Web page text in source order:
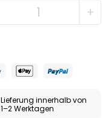
+
Lieferung innerhalb von
1–2 Werktagen